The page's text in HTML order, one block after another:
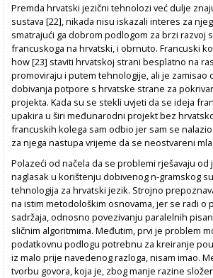
Premda hrvatski jezični tehnolozi već dulje
sustava [22], nikada nisu iskazali interes za
smatrajući ga dobrom podlogom za brzi razvoj
francuskoga na hrvatski, i obrnuto. Francuski
how[23] staviti hrvatskoj strani besplatno na
promoviraju i putem tehnologije, ali je
dobivanja potpore s hrvatske strane za
projekta. Kada su se stekli uvjeti da se ideja
upakira u širi međunarodni projekt bez
francuskih kolega sam odbio jer sam se
za njega nastupa vrijeme da se neostvareni
Polazeći od načela da se problemi rješavaju
naglasak u korištenju dobivenog n-gramskog
tehnologija za hrvatski jezik. Strojno
na istim metodološkim osnovama, jer se radi o
sadržaja, odnosno povezivanju paralelnih
sličnim algoritmima. Međutim, prvi je problem
podatkovnu podlogu potrebnu za kreiranje
iz malo prije navedenog razloga, nisam imao.
tvorbu govora, koja je, zbog manje razine